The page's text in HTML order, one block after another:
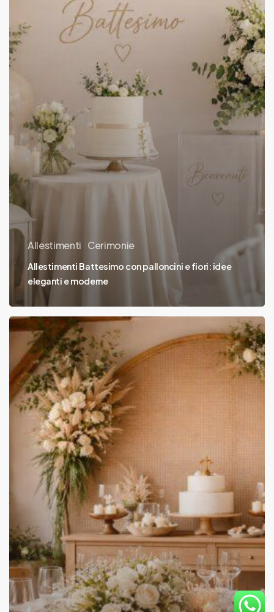
moderne
Allestimenti Cerimonie
Allestimenti Battesimo con palloncini e fiori: idee
eleganti e moderne
Battesimo:
come
organizzare
una
festa
raffinata
senza
stress